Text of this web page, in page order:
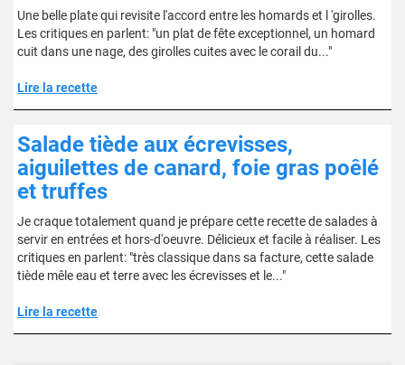
Une belle plate qui revisite l'accord entre les homards et l 'girolles.
Les critiques en parlent: "un plat de fête exceptionnel, un homard
cuit dans une nage, des girolles cuites avec le corail du..."
Lire la recette
Salade tiède aux écrevisses,
aiguilettes de canard, foie gras poêlé
et truffes
Je craque totalement quand je prépare cette recette de salades à
servir en entrées et hors-d'oeuvre. Délicieux et facile à réaliser. Les
critiques en parlent: "très classique dans sa facture, cette salade
tiède mêle eau et terre avec les écrevisses et le..."
Lire la recette